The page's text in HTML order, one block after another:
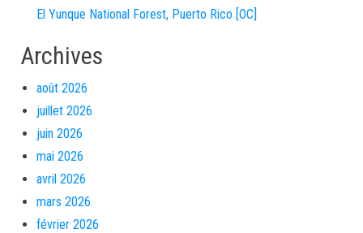
El Yunque National Forest, Puerto Rico [OC]
Archives
août 2026
juillet 2026
juin 2026
mai 2026
avril 2026
mars 2026
février 2026